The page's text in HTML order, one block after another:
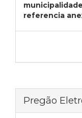
referencia
Pregão